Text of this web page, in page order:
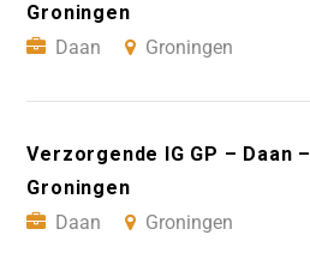
Groningen
Daan
Groningen
Verzorgende IG GP – Daan –
Groningen
Daan
Groningen